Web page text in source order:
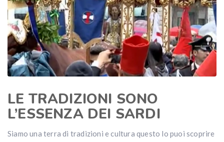
LE TRADIZIONI SONO
L’ESSENZA DEI SARDI
Siamo una terra di tradizioni e cultura questo lo puoi scoprire